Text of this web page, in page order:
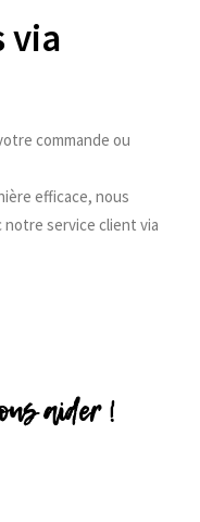
via
commande ou
efficace, nous
service client via
aider !